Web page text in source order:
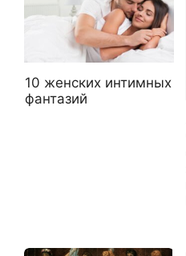
10 женских интимных
фантазий